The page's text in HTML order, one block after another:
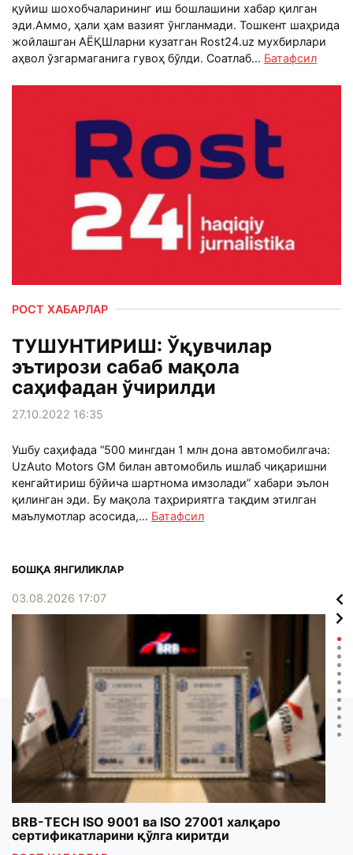
қуйиш шохобчаларининг иш бошлашини хабар қилган
эди.Аммо, ҳали ҳам вазият ўнгланмади. Тошкент шаҳрида
жойлашган АЁҚШларни кузатган Rost24.uz мухбирлари
аҳвол ўзгармаганига гувоҳ бўлди. Соатлаб... Батафсил
РОСТ ХАБАРЛАР
ТУШУНТИРИШ: Ўқувчилар
эътирози сабаб мақола
саҳифадан ўчирилди
27.10.2022 16:35
Ушбу саҳифада “500 мингдан 1 млн дона автомобилгача:
UzAuto Motors GM билан автомобиль ишлаб чиқаришни
кенгайтириш бўйича шартнома имзолади” хабари эълон
қилинган эди. Бу мақола таҳририятга тақдим этилган
маълумотлар асосида,... Батафсил
БОШҚА ЯНГИЛИКЛАР
03.08.2026 17:07
BRB-TECH ISO 9001 ва ISO 27001 халқаро
сертификатларини қўлга киритди